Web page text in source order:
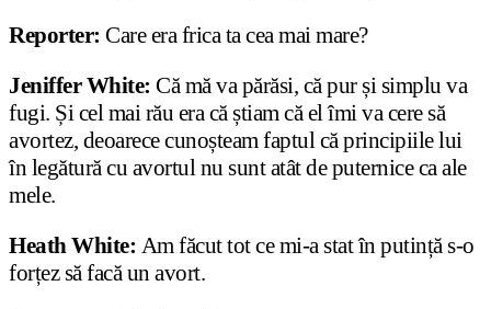
Reporter: Care era frica ta cea mai mare?
Jeniffer White: Că mă va părăsi, că pur și simplu va
fugi. Și cel mai rău era că știam că el îmi va cere să
avortez, deoarece cunoșteam faptul că principiile lui
în legătură cu avortul nu sunt atât de puternice ca ale
mele.
Heath White: Am făcut tot ce mi-a stat în putință s-o
forțez să facă un avort.